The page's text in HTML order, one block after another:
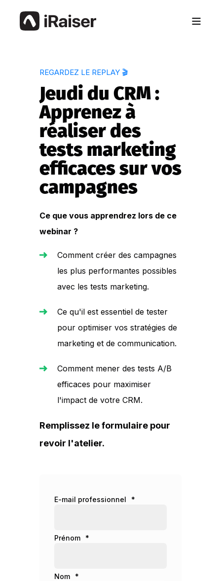
REGARDEZ LE REPLAY 🎬
Jeudi du CRM :
Apprenez à
réaliser des
tests marketing
efficaces sur vos
campagnes
Ce que vous apprendrez lors de ce
webinar ?
Comment créer des campagnes
les plus performantes possibles
avec les tests marketing.
Ce qu'il est essentiel de tester
pour optimiser vos stratégies de
marketing et de communication.
Comment mener des tests A/B
efficaces pour maximiser
l'impact de votre CRM.
Remplissez le formulaire pour
revoir l'atelier.
E-mail professionnel *
Prénom *
Nom *